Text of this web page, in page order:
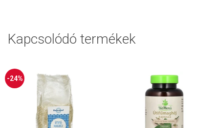
Kapcsolódó termékek
-24%